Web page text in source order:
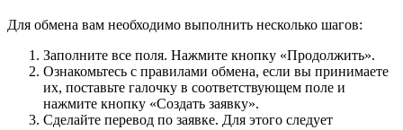
Для обмена вам необходимо выполнить несколько шагов:
Заполните все поля. Нажмите кнопку «Продолжить».
Ознакомьтесь с правилами обмена, если вы принимаете
их, поставьте галочку в соответствующем поле и
нажмите кнопку «Создать заявку».
Сделайте перевод по заявке. Для этого следует